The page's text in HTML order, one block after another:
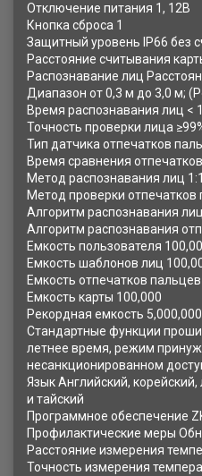
Отключение питания 1, 12В
Кнопка сброса 1
Защитный уровень IP66 без
Расстояние считывания
Распознавание лиц
Диапазон от 0,3 м до 3,0 м;
Время распознавания лиц <
Точность проверки лица
Тип датчика отпечатков
Время сравнения
Метод распознавания лиц
Метод проверки отпечатков
Алгоритм распознавания
Алгоритм распознавания
Емкость пользователя
Емкость шаблонов лиц
Емкость отпечатков
Емкость карты 100,000
Рекордная емкость 5,000,000
Стандартные функции
летнее время, режим
несанкционированном
Язык Английский,
и тайский
Программное обеспечение
Профилактические меры
Расстояние измерения
Точность измерения